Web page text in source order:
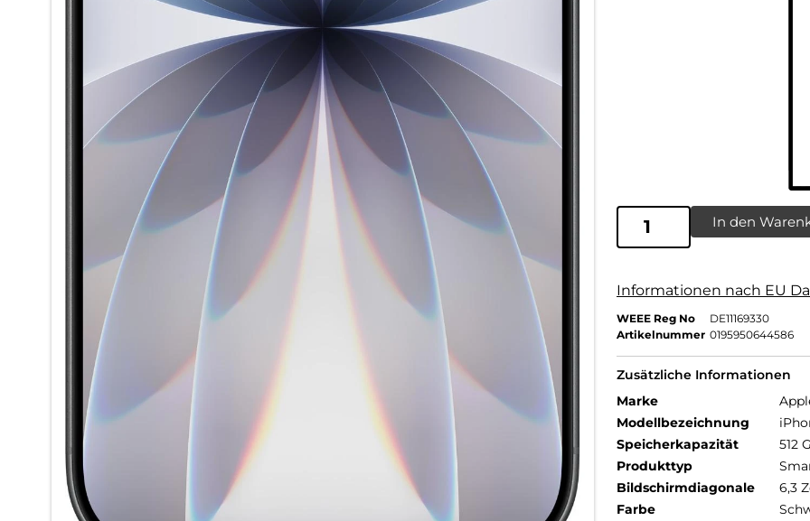
In den
Informationen nach EU
WEEE Reg No
DE11169330
Artikelnummer 0195950644586
Zusätzliche Informationen
Marke
Modellbezeichnung
Speicherkapazität
512
Produkttyp
Bildschirmdiagonale
6,3
Farbe